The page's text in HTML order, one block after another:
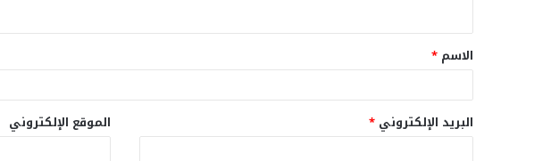
ق
*
الاسم *
البريد الإلكتروني * الموقع الإلكتروني